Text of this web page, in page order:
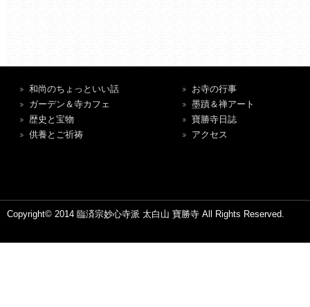
和尚のちょっといい話
ガーデン＆寺カフェ
歴史と宝物
供養とご祈祷
お寺の行事
墨蹟＆禅アート
寶勝寺日誌
アクセス
Copyright© 2014 臨済宗妙心寺派 太白山 寶勝寺 All Rights Reserved.